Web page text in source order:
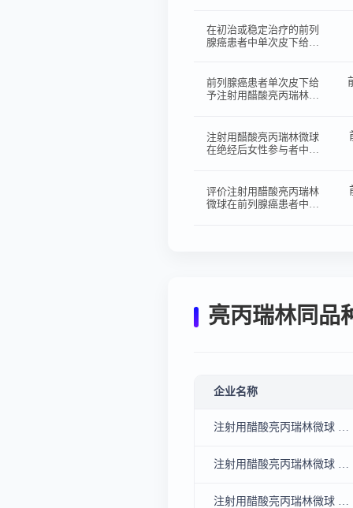
物等效性临床研究
在初治或稳定治疗的前列
腺癌患者中单次皮下给予
给药、平行设计的生物等
效性试验。
前列腺癌患者单次皮下给
予注射用醋酸亮丙瑞林微
注射用醋酸亮丙瑞林微球
在绝经后女性参与者中的
研究
评价注射用醋酸亮丙瑞林
微球在前列腺癌患者中单
亮丙瑞林同品
企业名称
注射用醋酸亮丙瑞林微球 - 北京博恩特药业有限公司
注射用醋酸亮丙瑞林微球 - 上海丽珠制药有限公司
注射用醋酸亮丙瑞林微球 - 武田